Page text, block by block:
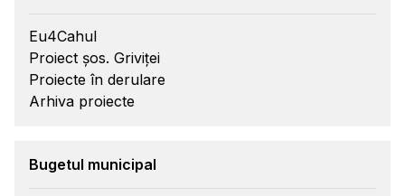
Eu4Cahul
Proiect șos. Griviței
Proiecte în derulare
Arhiva proiecte
Bugetul municipal